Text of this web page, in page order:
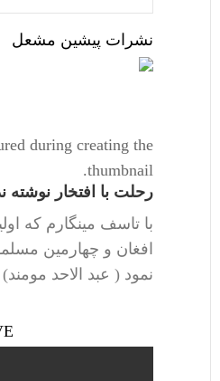
نشرات پیشین مشعل
during creating the
thumbnail.
رحلت با افتخار نوشته
با تاسف مینگارم که
افغان و چهارمین
نمود ( عبد الاحد